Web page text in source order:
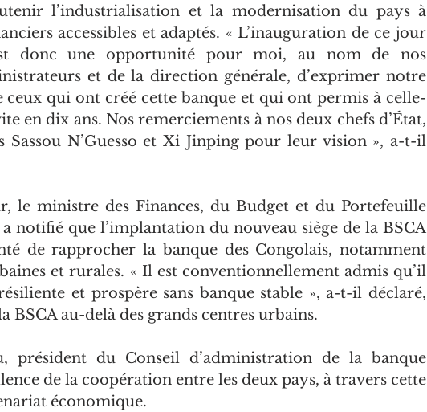
l’industrialisation et la modernisation du pays à
accessibles et adaptés. « L’inauguration de ce jour
donc une opportunité pour moi, au nom de nos
et de la direction générale, d’exprimer notre
ceux qui ont créé cette banque et qui ont permis à celle-
en dix ans. Nos remerciements à nos deux chefs d’État,
Sassou N’Guesso et Xi Jinping pour leur vision », a-t-il
le ministre des Finances, du Budget et du Portefeuille
notifié que l’implantation du nouveau siège de la BSCA
de rapprocher la banque des Congolais, notamment
et rurales. « Il est conventionnellement admis qu’il
et prospère sans banque stable », a-t-il déclaré,
BSCA au-delà des grands centres urbains.
président du Conseil d’administration de la banque
de la coopération entre les deux pays, à travers cette
économique.